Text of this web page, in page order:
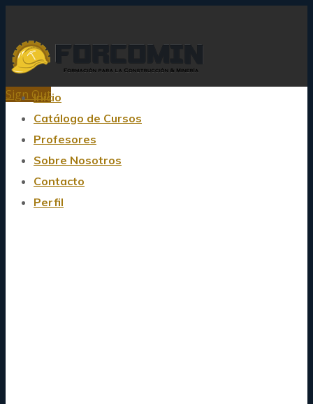
Sign Out
Inicio
Catálogo de Cursos
Profesores
Sobre Nosotros
Contacto
Perfil